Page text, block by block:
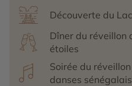
Découverte du
Dîner du réveillon
étoiles
Soirée du
danses